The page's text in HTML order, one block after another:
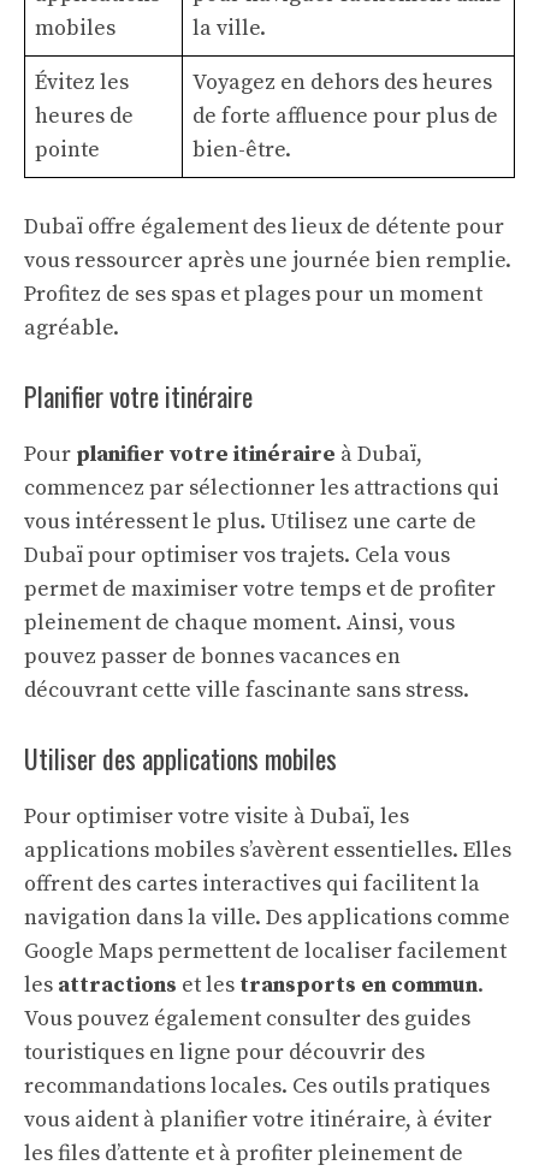
mobiles
la ville.
Évitez les
heures de
pointe
Voyagez en dehors des heures
de forte affluence pour plus de
bien-être.
Dubaï offre également des lieux de détente pour
vous ressourcer après une journée bien remplie.
Profitez de ses spas et plages pour un moment
agréable.
Planifier votre itinéraire
Pour planifier votre itinéraire à Dubaï,
commencez par sélectionner les attractions qui
vous intéressent le plus. Utilisez une carte de
Dubaï pour optimiser vos trajets. Cela vous
permet de maximiser votre temps et de profiter
pleinement de chaque moment. Ainsi, vous
pouvez passer de bonnes vacances en
découvrant cette ville fascinante sans stress.
Utiliser des applications mobiles
Pour optimiser votre visite à Dubaï, les
applications mobiles s’avèrent essentielles. Elles
offrent des cartes interactives qui facilitent la
navigation dans la ville. Des applications comme
Google Maps permettent de localiser facilement
les attractions et les transports en commun.
Vous pouvez également consulter des guides
touristiques en ligne pour découvrir des
recommandations locales. Ces outils pratiques
vous aident à planifier votre itinéraire, à éviter
les files d’attente et à profiter pleinement de